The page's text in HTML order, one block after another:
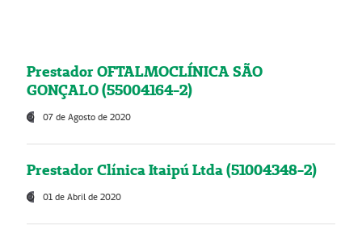
Prestador OFTALMOCLÍNICA SÃO
GONÇALO (55004164-2)
07 de Agosto de 2020
Prestador Clínica Itaipú Ltda (51004348-2)
01 de Abril de 2020